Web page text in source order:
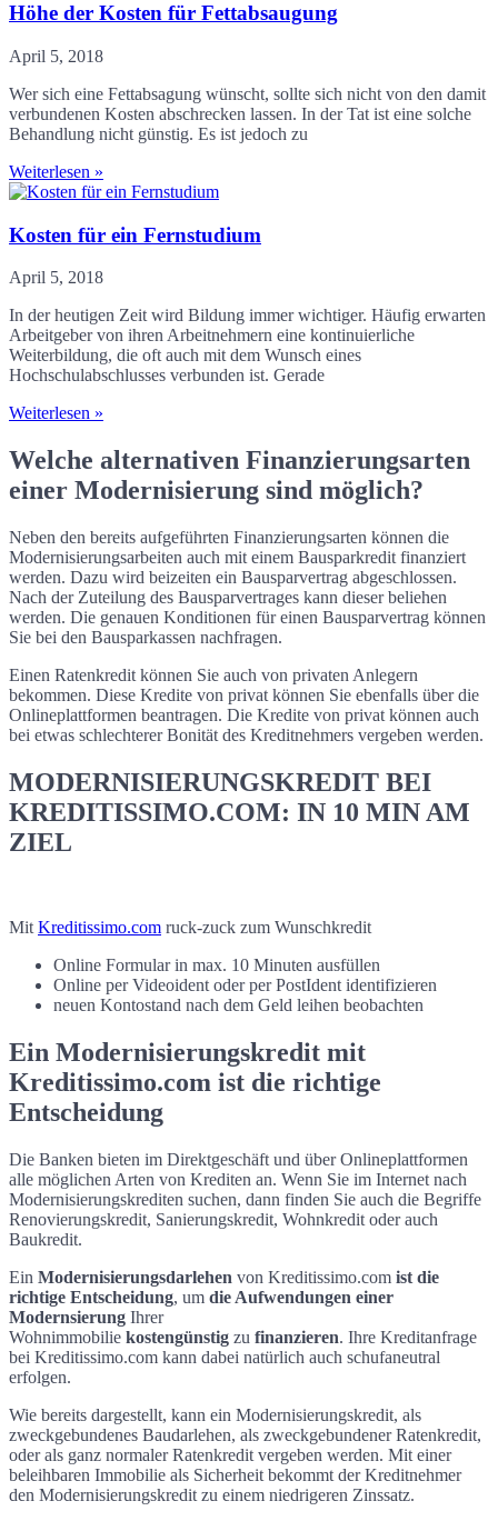
Höhe der Kosten für Fettabsaugung
April 5, 2018
Wer sich eine Fettabsagung wünscht, sollte sich nicht von den damit
verbundenen Kosten abschrecken lassen. In der Tat ist eine solche
Behandlung nicht günstig. Es ist jedoch zu
Weiterlesen »
Kosten für ein Fernstudium
April 5, 2018
In der heutigen Zeit wird Bildung immer wichtiger. Häufig erwarten
Arbeitgeber von ihren Arbeitnehmern eine kontinuierliche
Weiterbildung, die oft auch mit dem Wunsch eines
Hochschulabschlusses verbunden ist. Gerade
Weiterlesen »
Welche alternativen Finanzierungsarten
einer Modernisierung sind möglich?
Neben den bereits aufgeführten Finanzierungsarten können die
Modernisierungsarbeiten auch mit einem Bausparkredit finanziert
werden. Dazu wird beizeiten ein Bausparvertrag abgeschlossen.
Nach der Zuteilung des Bausparvertrages kann dieser beliehen
werden. Die genauen Konditionen für einen Bausparvertrag können
Sie bei den Bausparkassen nachfragen.
Einen Ratenkredit können Sie auch von privaten Anlegern
bekommen. Diese Kredite von privat können Sie ebenfalls über die
Onlineplattformen beantragen. Die Kredite von privat können auch
bei etwas schlechterer Bonität des Kreditnehmers vergeben werden.
MODERNISIERUNGSKREDIT BEI
KREDITISSIMO.COM: IN 10 MIN AM
ZIEL
Mit Kreditissimo.com ruck-zuck zum Wunschkredit
Online Formular in max. 10 Minuten ausfüllen
Online per Videoident oder per PostIdent identifizieren
neuen Kontostand nach dem Geld leihen beobachten
Ein Modernisierungskredit mit
Kreditissimo.com ist die richtige
Entscheidung
Die Banken bieten im Direktgeschäft und über Onlineplattformen
alle möglichen Arten von Krediten an. Wenn Sie im Internet nach
Modernisierungskrediten suchen, dann finden Sie auch die Begriffe
Renovierungskredit, Sanierungskredit, Wohnkredit oder auch
Baukredit.
Ein Modernisierungsdarlehen von Kreditissimo.com ist die
richtige Entscheidung, um die Aufwendungen einer
Modernsierung Ihrer
Wohnimmobilie kostengünstig zu finanzieren. Ihre Kreditanfrage
bei Kreditissimo.com kann dabei natürlich auch schufaneutral
erfolgen.
Wie bereits dargestellt, kann ein Modernisierungskredit, als
zweckgebundenes Baudarlehen, als zweckgebundener Ratenkredit,
oder als ganz normaler Ratenkredit vergeben werden. Mit einer
beleihbaren Immobilie als Sicherheit bekommt der Kreditnehmer
den Modernisierungskredit zu einem niedrigeren Zinssatz.